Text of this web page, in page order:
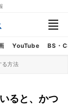
YouTube BS・
る方法
ると、かつ